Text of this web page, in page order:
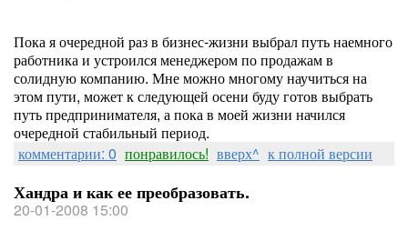
Пока я очередной раз в бизнес-жизни выбрал путь наемного
работника и устроился менеджером по продажам в
солидную компанию. Мне можно многому научиться на
этом пути, может к следующей осени буду готов выбрать
путь предпринимателя, а пока в моей жизни начился
очередной стабильный период.
комментарии: 0 понравилось! вверх^ к полной версии
Хандра и как ее преобразовать.
20-01-2008 15:00